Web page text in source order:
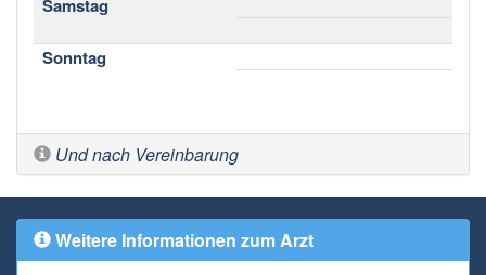
Samstag
Sonntag
Und nach Vereinbarung
Weitere Informationen zum Arzt